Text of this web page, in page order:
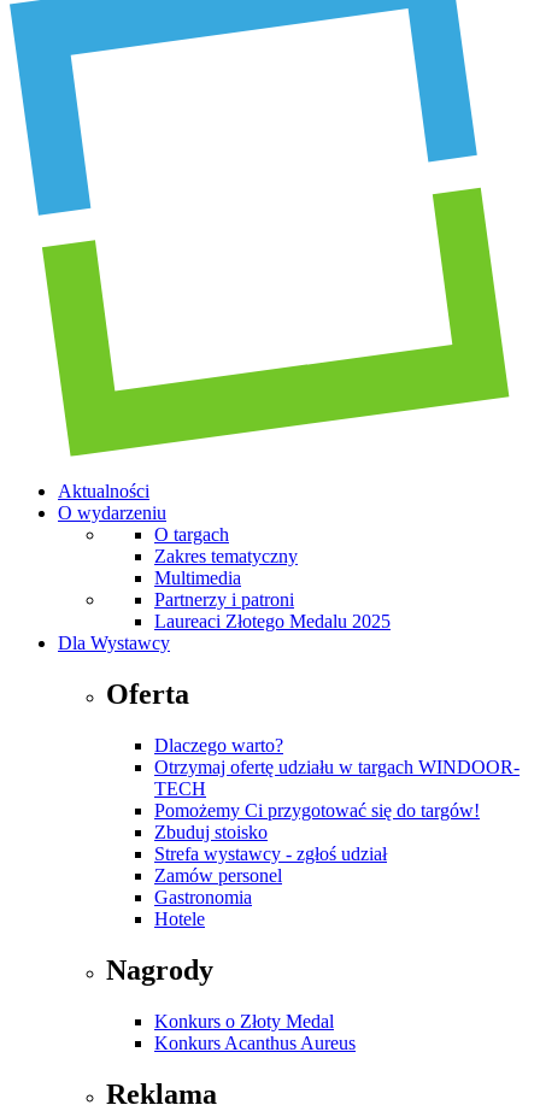
Aktualności
O wydarzeniu
O targach
Zakres tematyczny
Multimedia
Partnerzy i patroni
Laureaci Złotego Medalu 2025
Dla Wystawcy
Oferta
Dlaczego warto?
Otrzymaj ofertę udziału w targach WINDOOR-
TECH
Pomożemy Ci przygotować się do targów!
Zbuduj stoisko
Strefa wystawcy - zgłoś udział
Zamów personel
Gastronomia
Hotele
Nagrody
Konkurs o Złoty Medal
Konkurs Acanthus Aureus
Reklama